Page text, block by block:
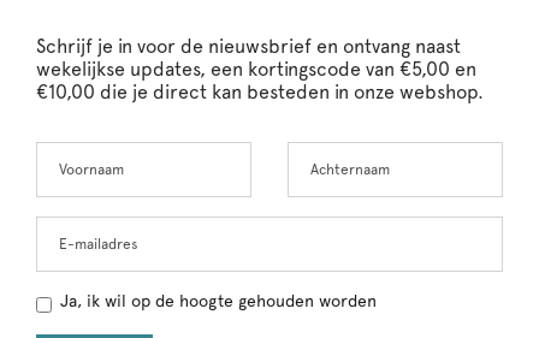
Schrijf je in voor de nieuwsbrief en ontvang naast
wekelijkse updates, een kortingscode van €5,00 en
€10,00 die je direct kan besteden in onze webshop.
this
Ja, ik wil op de hoogte gehouden worden